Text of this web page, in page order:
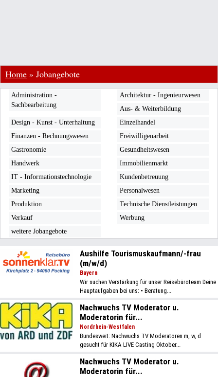
Home » Jobangebote
Administration -
Sachbearbeitung
Architektur - Ingenieurwesen
Aus- & Weiterbildung
Design - Kunst - Unterhaltung
Einzelhandel
Finanzen - Rechnungswesen
Freiwilligenarbeit
Gastronomie
Gesundheitswesen
Handwerk
Immobilienmarkt
IT - Informationstechnologie
Kundenbetreuung
Marketing
Personalwesen
Produktion
Technische Dienstleistungen
Verkauf
Werbung
weitere Jobangebote
Aushilfe Tourismuskaufmann/-frau
(m/w/d)
Bayern
Wir suchen Verstärkung für unser Reisebüroteam Deine
Hauptaufgaben bei uns: • Beratung...
Nachwuchs TV Moderator u.
Moderatorin für...
Nordrhein-Westfalen
Bundesweit: Nachwuchs TV Moderatoren m, w, d
gesucht für KIKA LIVE Casting Oktober...
Nachwuchs TV Moderator u.
Moderatorin für...